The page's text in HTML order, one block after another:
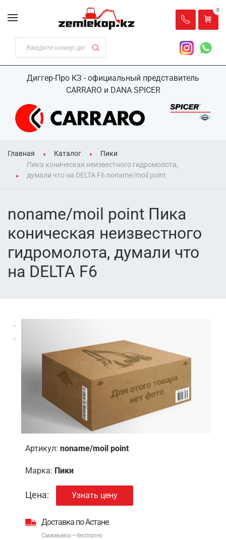
Диггер-Про КЗ - официальный представитель
CARRARO и DANA SPICER
0
Главная Каталог
Пики
Пика коническая неизвестного гидромолота,
думали что на DELTA F6 noname/moil point
noname/moil point Пика
коническая неизвестного
гидромолота, думали что
на DELTA F6
Артикул: noname/moil point
Марка: Пики
Цена: Узнать цену
Доставка по Астане
Самовывоз — бесплатно